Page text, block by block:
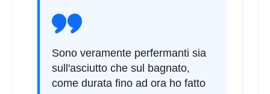
RunFlat
Disponibile
Sono veramente perfermanti sia
sull'asciutto che sul bagnato,
come durata fino ad ora ho fatto